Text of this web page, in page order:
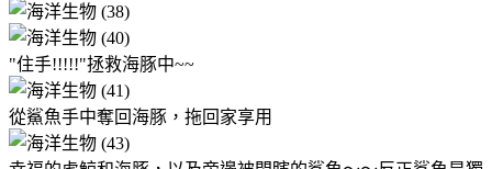
"住手!!!!!"拯救海豚中~~
從鯊魚手中奪回海豚，拖回家享用